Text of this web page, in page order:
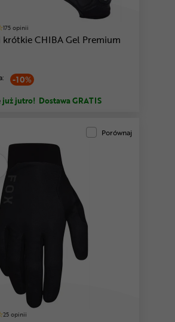
175 opinii
krótkie CHIBA Gel Premium
-10%
już jutro! Dostawa GRATIS
Porównaj
25 opinii